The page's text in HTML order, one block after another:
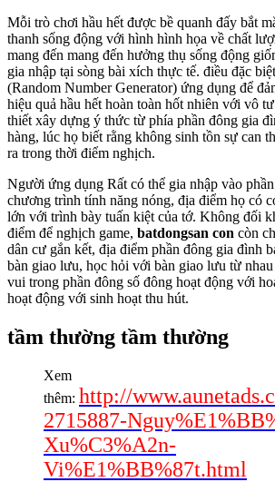
Mỗi trò chơi hầu hết được bề quanh đấy bắt
thanh sống động với hình hình họa về chất
mang đến mang đến hưởng thụ sống động
gia nhập tại sòng bài xích thực tế. điều đặc
(Random Number Generator) ứng dụng để
hiệu quả hầu hết hoàn toàn hốt nhiên với vô
thiết xây dựng ý thức từ phía phần đông gia
hàng, lúc họ biết rằng không sinh tồn sự can
ra trong thời điểm nghịch.
Người ứng dụng Rất có thể gia nhập vào
chương trình tính năng nóng, địa điểm họ có
lớn với trình bày tuấn kiệt của tớ. Không đối
điểm để nghịch game, batdongsan con còn
dân cư gắn kết, địa điểm phần đông gia đình
bàn giao lưu, học hỏi với bàn giao lưu từ
vui trong phần đông số đông hoạt động với
hoạt động với sinh hoạt thu hút.
tầm thường tầm thường
Xem
thêm: http://
2715887-
Xu%C3%A2n-
Vi%E1%BB%87t.html